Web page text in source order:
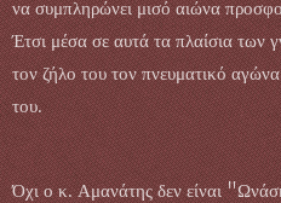
να συμπληρώνει μισό αιώνα
Έτσι μέσα σε αυτά τα πλαίσια των
τον ζήλο του τον πνευματικό αγώνα
του.
Όχι ο κ. Αμανάτης δεν είναι